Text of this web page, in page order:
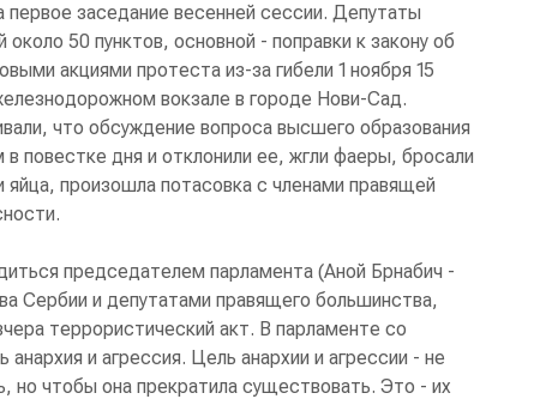
первое заседание весенней сессии. Депутаты
около 50 пунктов, основной - поправки к закону об
акциями протеста из-за гибели 1 ноября 15
вокзале в городе Нови-Сад.
что обсуждение вопроса высшего образования
повестке дня и отклонили ее, жгли фаеры, бросали
произошла потасовка с членами правящей
председателем парламента (Аной Брнабич -
Сербии и депутатами правящего большинства,
террористический акт. В парламенте со
анархия и агрессия. Цель анархии и агрессии - не
но чтобы она прекратила существовать. Это - их